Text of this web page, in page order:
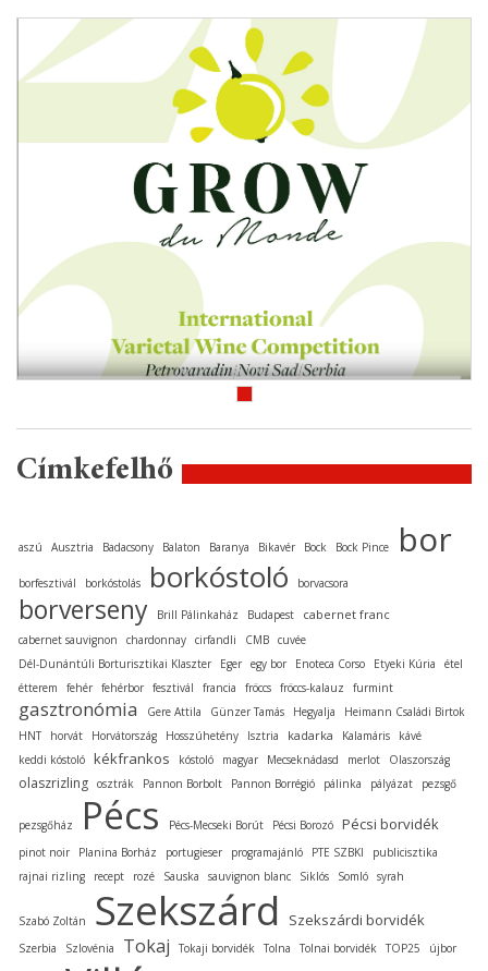
Címkefelhő
aszú Ausztria Badacsony Balaton Baranya Bikavér Bock Bock Pince bor
borfesztivál borkóstolás borkóstoló borvacsora
borverseny Brill Pálinkaház Budapest cabernet franc
cabernet sauvignon chardonnay cirfandli CMB cuvée
Dél-Dunántúli Borturisztikai Klaszter
Eger egy bor Enoteca Corso Etyeki Kúria
étel
étterem
fehér fehérbor fesztivál francia fröccs fröccs-kalauz furmint
gasztronómia Gere Attila Günzer Tamás Hegyalja
Heimann Családi Birtok
HNT
horvát Horvátország Hosszúhetény Isztria kadarka Kalamáris
kávé
keddi kóstoló kékfrankos kóstoló magyar Mecseknádasd merlot Olaszország
olaszrizling osztrák Pannon Borbolt Pannon Borrégió pálinka pályázat pezsgő
pezsgőház Pécs Pécs-Mecseki Borút Pécsi Borozó Pécsi borvidék
pinot noir Planina Borház portugieser programajánló PTE SZBKI
publicisztika
rajnai rizling
recept rozé Sauska sauvignon blanc Siklós Somló syrah
Szabó Zoltán Szekszárd Szekszárdi borvidék
Szerbia Szlovénia Tokaj Tokaji borvidék Tolna Tolnai borvidék TOP25 újbor